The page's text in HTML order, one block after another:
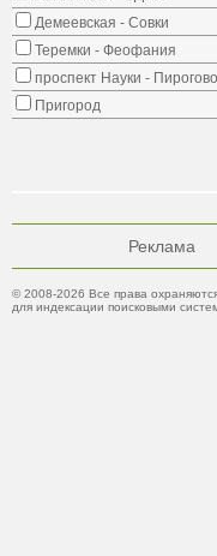
Демеевская - Совки
Теремки - Феофания
проспект Науки - Пирогово
Пригород
Реклама
© 2008-2026 Все права
для индексации поисковыми